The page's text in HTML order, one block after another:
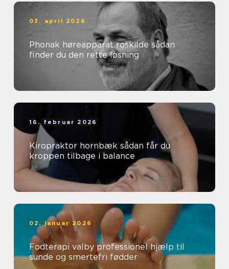
03. april 2026
Phonak høreapparat roskilde sådan
finder du den rette løsning
16. februar 2026
Kiropraktor hornbæk sådan får du
kroppen tilbage i balance
02. januar 2026
Fodterapi valby professionel hjælp til
sunde og smertefri fødder